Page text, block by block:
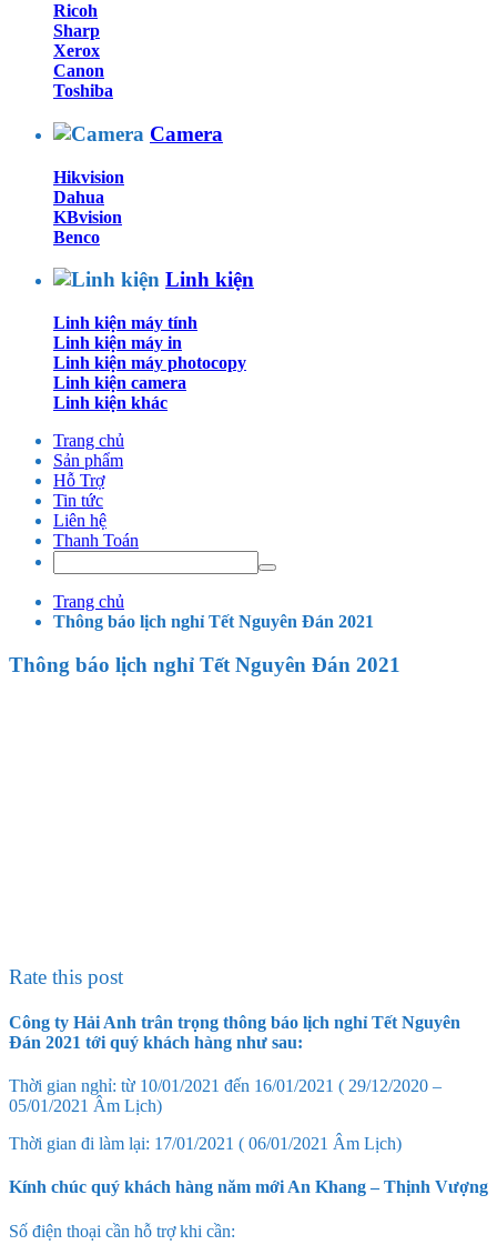
Ricoh
Sharp
Xerox
Canon
Toshiba
Camera
Hikvision
Dahua
KBvision
Benco
Linh kiện
Linh kiện máy tính
Linh kiện máy in
Linh kiện máy photocopy
Linh kiện camera
Linh kiện khác
Trang chủ
Sản phẩm
Hỗ Trợ
Tin tức
Liên hệ
Thanh Toán
Trang chủ
Thông báo lịch nghỉ Tết Nguyên Đán 2021
Thông báo lịch nghỉ Tết Nguyên Đán 2021
Rate this post
Công ty Hải Anh trân trọng thông báo lịch nghỉ Tết Nguyên
Đán 2021 tới quý khách hàng như sau:
Thời gian nghỉ: từ 10/01/2021 đến 16/01/2021 ( 29/12/2020 –
05/01/2021 Âm Lịch)
Thời gian đi làm lại: 17/01/2021 ( 06/01/2021 Âm Lịch)
Kính chúc quý khách hàng năm mới An Khang – Thịnh Vượng
Số điện thoại cần hỗ trợ khi cần: